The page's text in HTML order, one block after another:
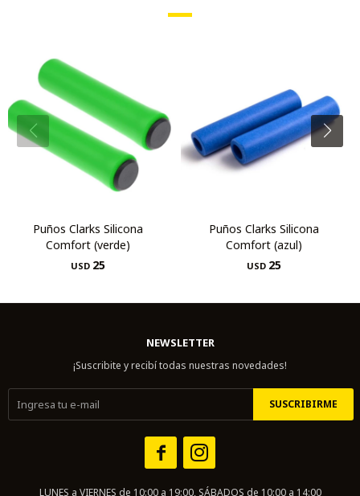
Puños Clarks Silicona
Comfort (verde)
USD 25
Puños Clarks Silicona
Comfort (azul)
USD 25
NEWSLETTER
¡Suscribite y recibí todas nuestras novedades!
SUSCRIBIRME
 
LUNES a VIERNES de 10:00 a 19:00, SÁBADOS de 10:00 a 14:00